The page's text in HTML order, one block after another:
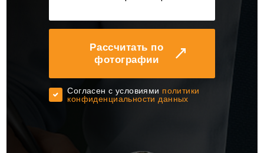
Рассчитать по
фотографии
Cогласен с условиями политики
конфиденциальности данных